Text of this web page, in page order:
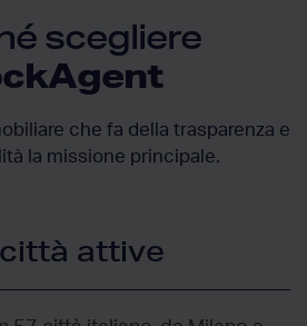
scegliere
che fa della trasparenza e
la missione principale.
attive